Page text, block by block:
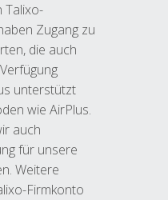
Talixo-
Zugang zu
die auch
unterstützt
wie AirPlus.
auch
für unsere
Weitere
Firmkonto